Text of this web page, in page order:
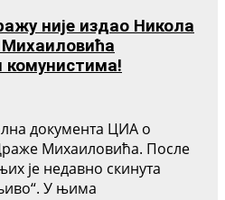
није издао Никола
комунистима!
документа ЦИА о
Михаиловића. После
је недавно скинута
У њима